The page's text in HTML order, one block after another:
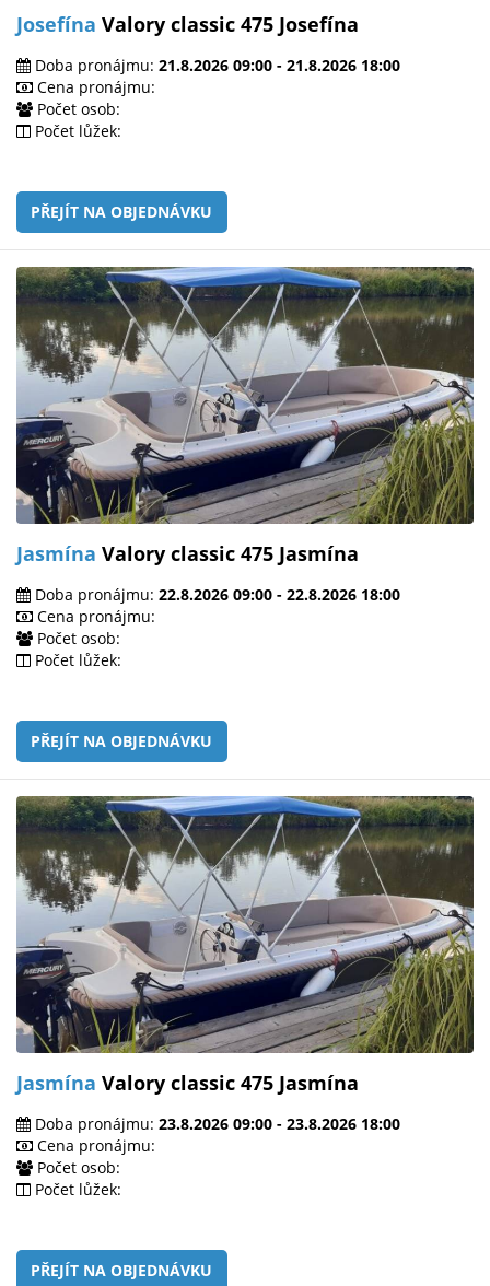
Josefína Valory classic 475 Josefína
Doba pronájmu: 21.8.2026 09:00 - 21.8.2026 18:00
Cena pronájmu:
Počet osob:
Počet lůžek:
PŘEJÍT NA OBJEDNÁVKU
Jasmína Valory classic 475 Jasmína
Doba pronájmu: 22.8.2026 09:00 - 22.8.2026 18:00
Cena pronájmu:
Počet osob:
Počet lůžek:
PŘEJÍT NA OBJEDNÁVKU
Jasmína Valory classic 475 Jasmína
Doba pronájmu: 23.8.2026 09:00 - 23.8.2026 18:00
Cena pronájmu:
Počet osob:
Počet lůžek:
PŘEJÍT NA OBJEDNÁVKU